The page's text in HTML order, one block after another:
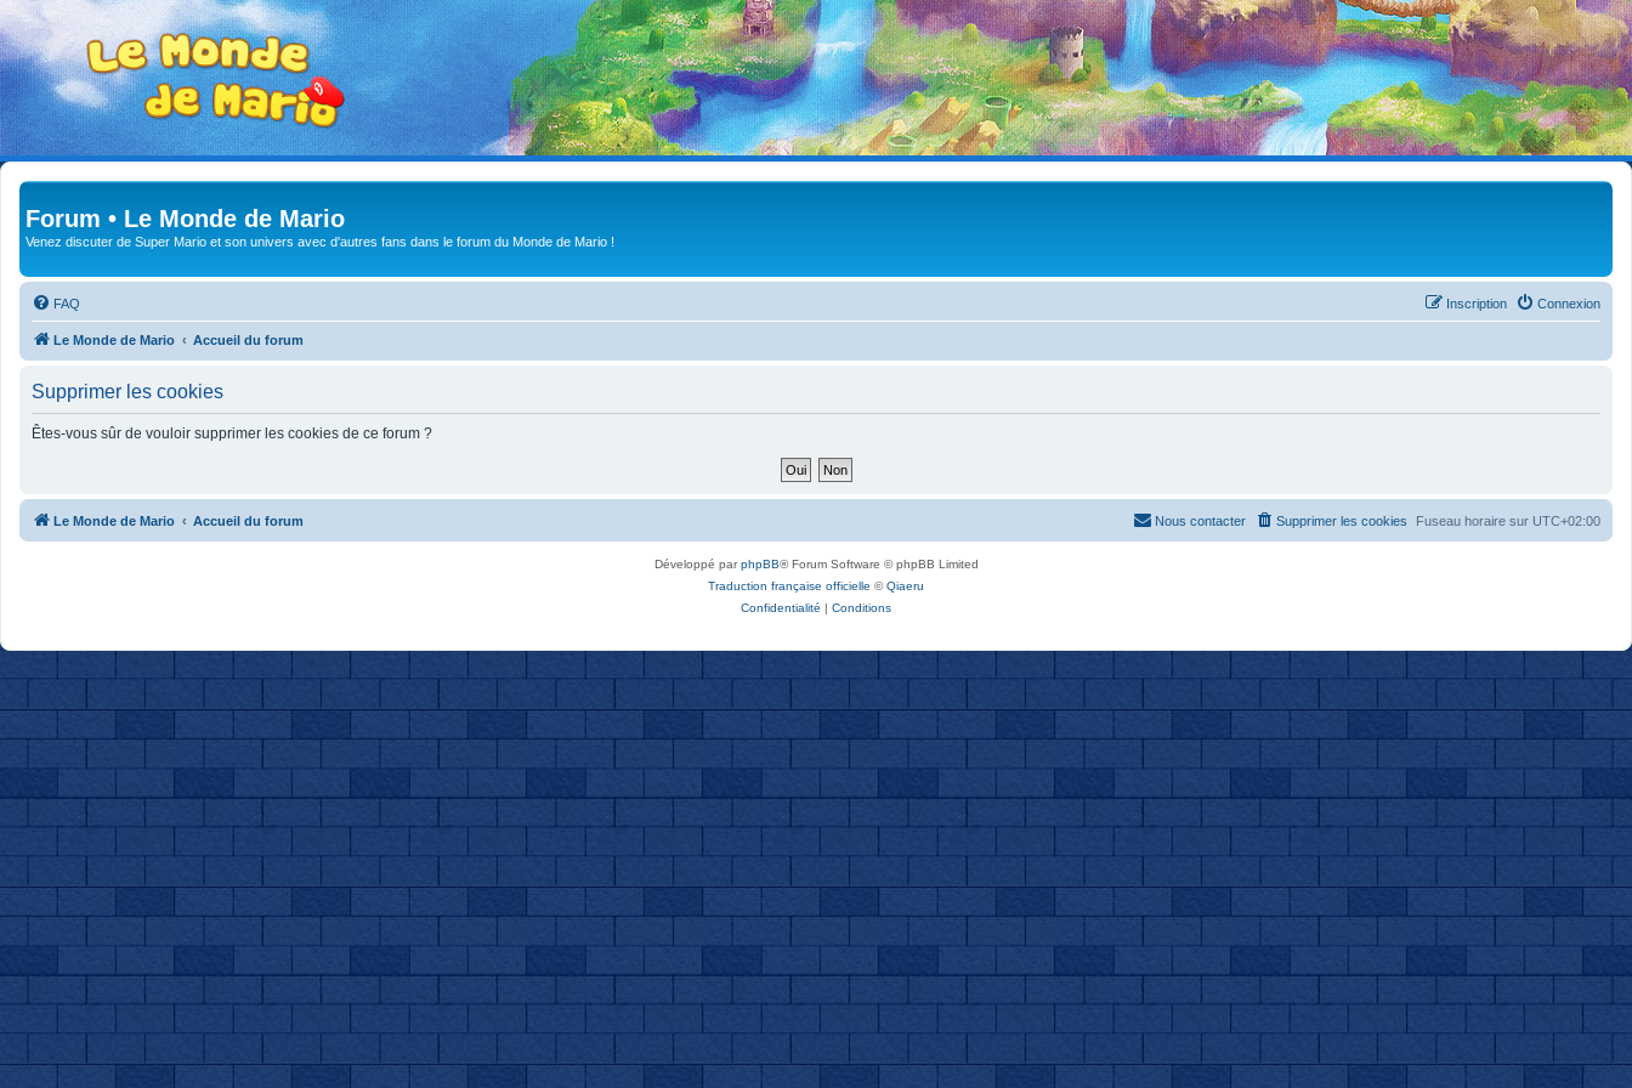
Forum • Le Monde de Mario
Venez discuter de Super Mario et son univers avec d'autres fans dans le forum du Monde de Mario !
FAQ Connexion
Inscription
Le Monde de Mario Accueil du forum
Supprimer les cookies
Êtes-vous sûr de vouloir supprimer les cookies de ce forum ?
Le Monde de Mario Accueil du forum Fuseau horaire sur UTC+02:00
Supprimer les cookies
Nous contacter
Développé parphpBB® Forum Software © phpBB Limited
Traduction française officielle ©Qiaeru
Confidentialité | Conditions